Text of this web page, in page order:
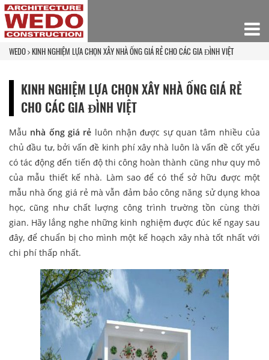
WEDO KINH NGHIỆM LỰA CHỌN XÂY NHÀ ỐNG GIÁ RẺ CHO CÁC GIA ĐÌNH VIỆT
KINH NGHIỆM LỰA CHỌN XÂY NHÀ ỐNG GIÁ RẺ
CHO CÁC GIA ĐÌNH VIỆT
Mẫu nhà ống giá rẻ luôn nhận được sự quan tâm nhiều của
chủ đầu tư, bởi vấn đề kinh phí xây nhà luôn là vấn đề cốt yếu
có tác động đến tiến độ thi công hoàn thành cũng như quy mô
của mẫu thiết kế nhà. Làm sao để có thể sở hữu được một
mẫu nhà ống giá rẻ mà vẫn đảm bảo công năng sử dụng khoa
học, cũng như chất lượng công trình trường tồn cùng thời
gian. Hãy lắng nghe những kinh nghiệm được đúc kế ngay sau
đây, để chuẩn bị cho mình một kế hoạch xây nhà tốt nhất với
chi phí thấp nhất.